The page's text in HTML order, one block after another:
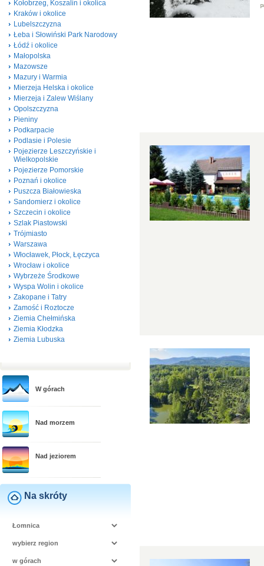
Kołobrzeg, Koszalin i okolica
Kraków i okolice
Lubelszczyzna
Łeba i Słowiński Park Narodowy
Łódź i okolice
Małopolska
Mazowsze
Mazury i Warmia
Mierzeja Helska i okolice
Mierzeja i Zalew Wiślany
Opolszczyzna
Pieniny
Podkarpacie
Podlasie i Polesie
Pojezierze Leszczyńskie i
Wielkopolskie
Pojezierze Pomorskie
Poznań i okolice
Puszcza Białowieska
Sandomierz i okolice
Szczecin i okolice
Szlak Piastowski
Trójmiasto
Warszawa
Włocławek, Płock, Łęczyca
Wrocław i okolice
Wybrzeże Środkowe
Wyspa Wolin i okolice
Zakopane i Tatry
Zamość i Roztocze
Ziemia Chełmińska
Ziemia Kłodzka
Ziemia Lubuska
W górach
Nad morzem
Nad jeziorem
Na skróty